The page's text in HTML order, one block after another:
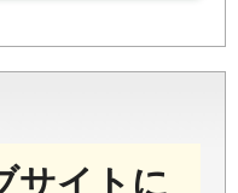
サイトに